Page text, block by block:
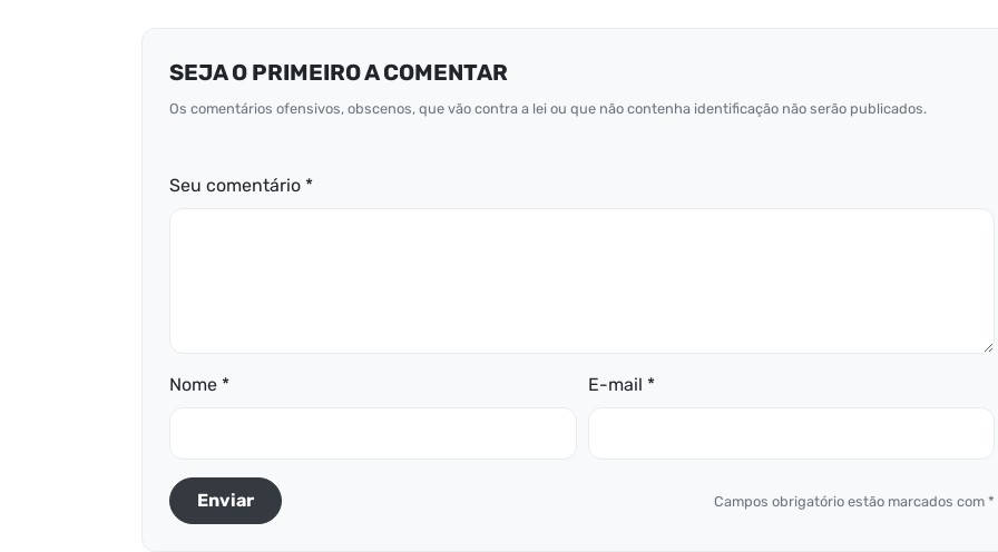
SEJA O PRIMEIRO A COMENTAR
Os comentários ofensivos, obscenos, que vão contra a lei ou que não contenha identificação não serão publicados.
Seu comentário *
Nome * E-mail *
Enviar Campos obrigatório estão marcados com *